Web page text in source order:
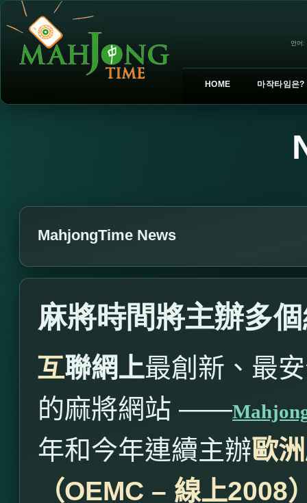
언어:
HOME 마작타임은?
MahjongTime News
麻將時間將主辦多
互聯網上最創新、最
的麻將網站 ——
年和今年連續主辦歐
（OEMC – 線上2008